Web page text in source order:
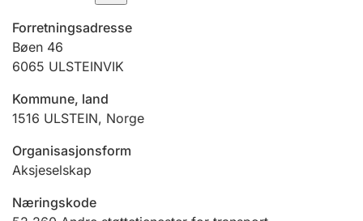
Tinglysing
Jeger
Ektepaktveileder
Offentlig sektor
Forretningsadresse
Bøen 46
6065 ULSTEINVIK
Kommune, land
1516 ULSTEIN, Norge
Organisasjonsform
Aksjeselskap
Næringskode